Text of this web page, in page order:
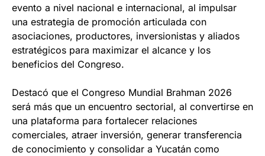
evento a nivel nacional e internacional, al impulsar
una estrategia de promoción articulada con
asociaciones, productores, inversionistas y aliados
estratégicos para maximizar el alcance y los
beneficios del Congreso.
Destacó que el Congreso Mundial Brahman 2026
será más que un encuentro sectorial, al convertirse en
una plataforma para fortalecer relaciones
comerciales, atraer inversión, generar transferencia
de conocimiento y consolidar a Yucatán como